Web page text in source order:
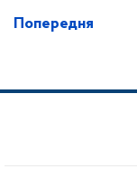
Попередня